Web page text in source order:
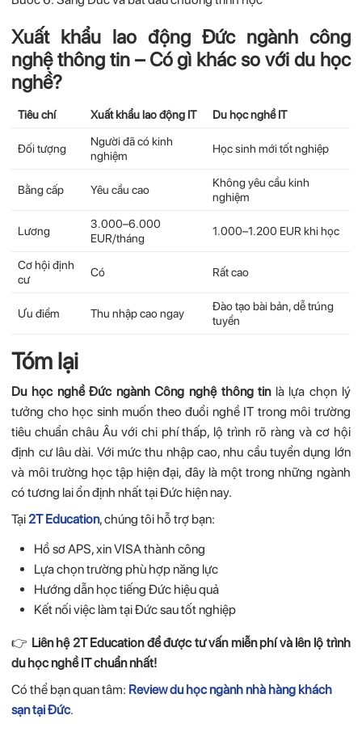
Xuất khẩu lao động Đức ngành công
nghệ thông tin – Có gì khác so với du học
nghề?
Tiêu chí Xuất khẩu lao động IT Du học nghề IT
Đối tượng
Người đã có kinh
nghiệm
Học sinh mới tốt nghiệp
Bằng cấp Yêu cầu cao
Không yêu cầu kinh
nghiệm
Lương
3.000–6.000
EUR/tháng
1.000–1.200 EUR khi học
Cơ hội định
cư
Có Rất cao
Ưu điểm Thu nhập cao ngay
Đào tạo bài bản, dễ trúng
tuyển
Tóm lại
Du học nghề Đức ngành Công nghệ thông tinlà lựa chọn lý
tưởng cho học sinh muốn theo đuổi nghề IT trong môi trường
tiêu chuẩn châu Âu với chi phí thấp, lộ trình rõ ràng và cơ hội
định cư lâu dài. Với mức thu nhập cao, nhu cầu tuyển dụng lớn
và môi trường học tập hiện đại, đây là một trong những ngành
có tương lai ổn định nhất tại Đức hiện nay.
Tại 2T Education, chúng tôi hỗ trợ bạn:
Hồ sơ APS, xin VISA thành công
Lựa chọn trường phù hợp năng lực
Hướng dẫn học tiếng Đức hiệu quả
Kết nối việc làm tại Đức sau tốt nghiệp
👉 Liên hệ 2T Education để được tư vấn miễn phí và lên lộ trình
du học nghề IT chuẩn nhất!
Có thể bạn quan tâm: Review du học ngành nhà hàng khách
sạn tại Đức.